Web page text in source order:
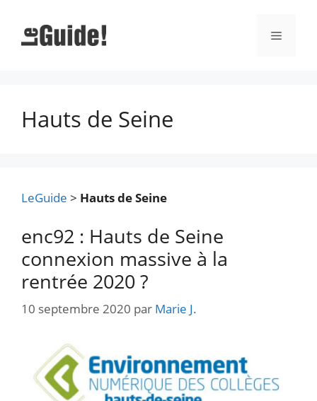
contenu
Menu
Hauts de Seine
LeGuide > Hauts de Seine
enc92 : Hauts de Seine
connexion massive à la
rentrée 2020 ?
10 septembre 2020 par Marie J.